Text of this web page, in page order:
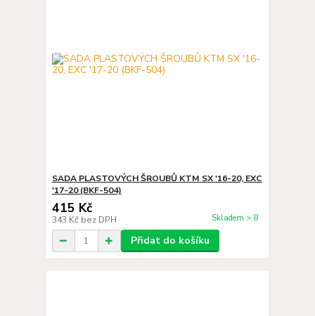
SADA PLASTOVÝCH ŠROUBŮ KTM SX '16-20, EXC
'17-20 (BKF-504)
415 Kč
343 Kč bez DPH Skladem > 8
Přidat do košíku